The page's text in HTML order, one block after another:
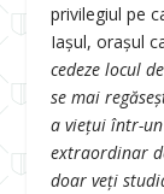
privilegiul pe
Iașul, orașul
cedeze locul
se mai
a viețui într-
extraordinar
doar veți